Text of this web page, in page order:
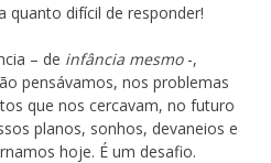
quanto difícil de responder!
– de infância mesmo-,
pensávamos, nos problemas
que nos cercavam, no futuro
planos, sonhos, devaneios e
hoje. É um desafio.